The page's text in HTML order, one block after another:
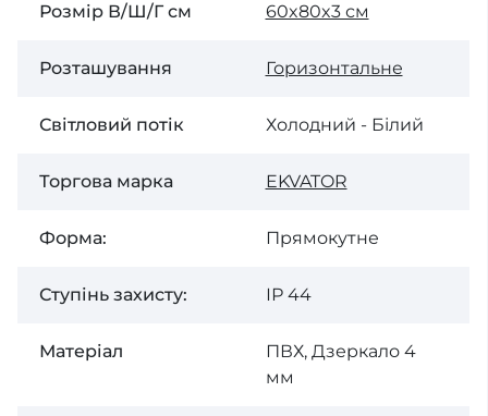
Розмір В/Ш/Г см 60x80x3 см
Розташування Горизонтальне
Світловий потік Холодний - Білий
Торгова марка EKVATOR
Форма: Прямокутне
Ступінь захисту: ІР 44
Матеріал
ПВХ, Дзеркало 4
мм